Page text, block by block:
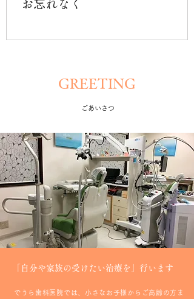
お忘れなく
GREETING
ごあいさつ
​「自分や家族の受けたい治療を」行います
でうら歯科医院では、小さなお子様からご高齢の方ま